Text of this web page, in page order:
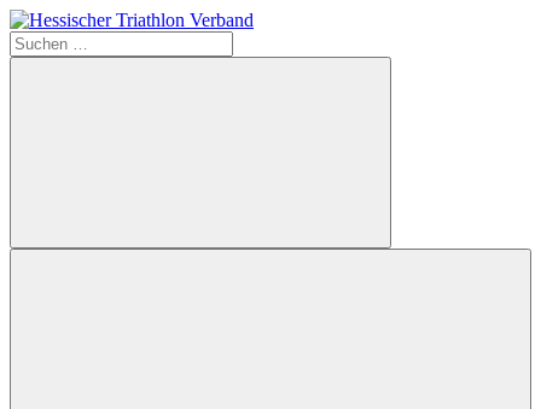
Zum
Inhalt
springen
Hessischer
Suchen
nach:
Suchen